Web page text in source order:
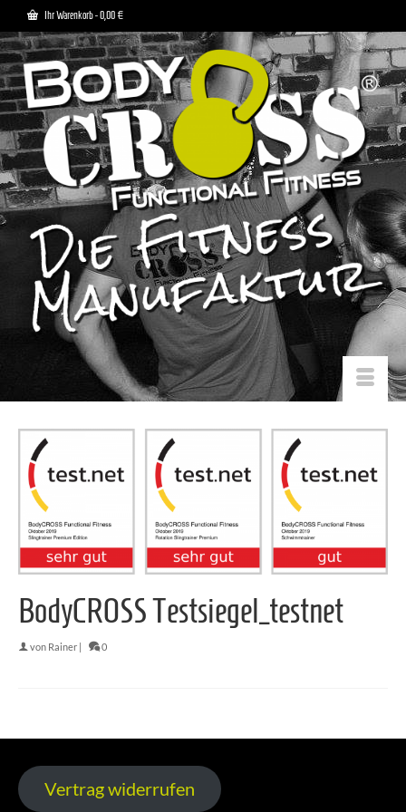
Ihr Warenkorb-0,00 €
BodyCROSS Testsiegel_testnet
von Rainer 0
Vertrag widerrufen